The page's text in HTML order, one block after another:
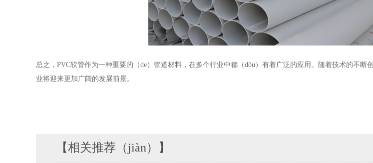
总之，PVC软管作为一种重要的（de）管道材料，在多个行业中都（dōu）有着广泛的应用。随着技术的不断
业将迎来更加广阔的发展前景。
【相关推荐（jiàn）】